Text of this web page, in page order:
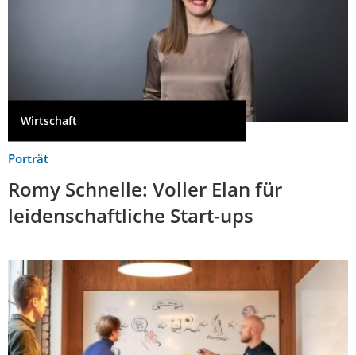
Wirtschaft
Porträt
Romy Schnelle: Voller Elan für
leidenschaftliche Start-ups